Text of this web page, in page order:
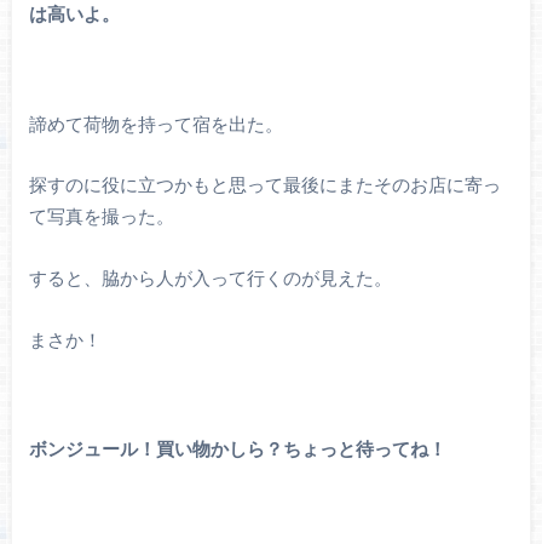
は高いよ。
諦めて荷物を持って宿を出た。
探すのに役に立つかもと思って最後にまたそのお店に寄っ
て写真を撮った。
すると、脇から人が入って行くのが見えた。
まさか！
ボンジュール！買い物かしら？ちょっと待ってね！